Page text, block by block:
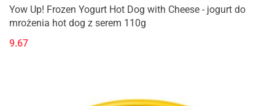
Yow Up! Frozen Yogurt Hot Dog with Cheese - jogurt do
mrożenia hot dog z serem 110g
9.67